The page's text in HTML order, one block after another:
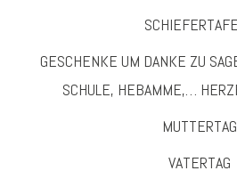
GESCHENKE UM DANKE ZU
SCHULE, HEBAMME,…
MUTTERTAG
VATERTAG